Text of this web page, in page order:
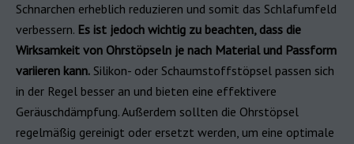
Schnarchen erheblich reduzieren und somit das Schlafumfeld
verbessern. Es ist jedoch wichtig zu beachten, dass die
Wirksamkeit von Ohrstöpseln je nach Material und Passform
variieren kann. Silikon- oder Schaumstoffstöpsel passen sich
in der Regel besser an und bieten eine effektivere
Geräuschdämpfung. Außerdem sollten die Ohrstöpsel
regelmäßig gereinigt oder ersetzt werden, um eine optimale